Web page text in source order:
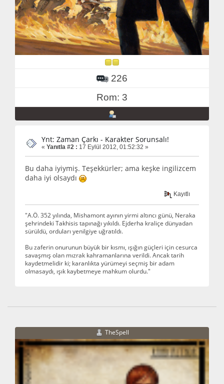
226
Rom: 3
Ynt: Zaman Çarkı - Karakter Sorunsalı!
« Yanıtla #2 : 17 Eylül 2012, 01:52:32 »
Bu daha iyiymiş. Teşekkürler; ama keşke ingilizcem
daha iyi olsaydı
Kayıtlı
"A.Ö. 352 yılında, Mishamont ayının yirmi altıncı günü, Neraka
şehrindeki Takhisis tapınağı yıkıldı. Ejderha kraliçe dünyadan
sürüldü, orduları yenilgiye uğratıldı.
Bu zaferin onurunun büyük bir kısmı, ışığın güçleri için cesurca
savaşmış olan mızrak kahramanlarına verildi. Ancak tarih
kaydetmelidir ki; karanlıkta yürümeyi seçmiş bir adam
olmasaydı, ışık kaybetmeye mahkum olurdu."
TheSpell